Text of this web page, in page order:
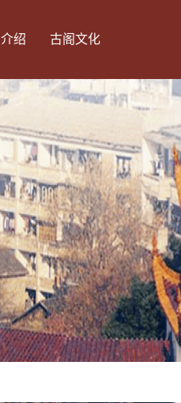
绍 古阁文化